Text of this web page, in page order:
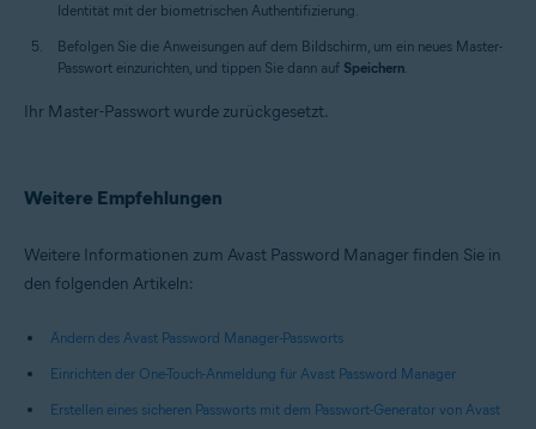
Identität mit der biometrischen Authentifizierung.
Befolgen Sie die Anweisungen auf dem Bildschirm, um ein neues Master-
Passwort einzurichten, und tippen Sie dann auf Speichern.
Ihr Master-Passwort wurde zurückgesetzt.
Weitere Empfehlungen
Weitere Informationen zum Avast Password Manager finden Sie in
den folgenden Artikeln:
Ändern des Avast Password Manager-Passworts
Einrichten der One-Touch-Anmeldung für Avast Password Manager
Erstellen eines sicheren Passworts mit dem Passwort-Generator von Avast